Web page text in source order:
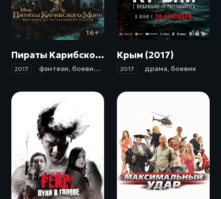
16+
Пираты Карибского моря: Мертвецы не рассказывают сказки / Pirates of the Caribbean: Dead Men Tell No Tales (2017)
2017 фэнтези, боевик , комедия, приключения
16+
Крым (2017)
2017 драма, боевик